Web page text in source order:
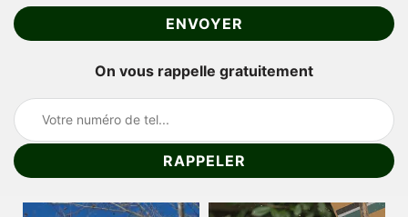
On vous rappelle gratuitement